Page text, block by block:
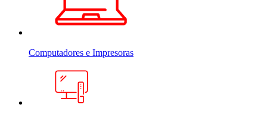
Computadores e Impresoras